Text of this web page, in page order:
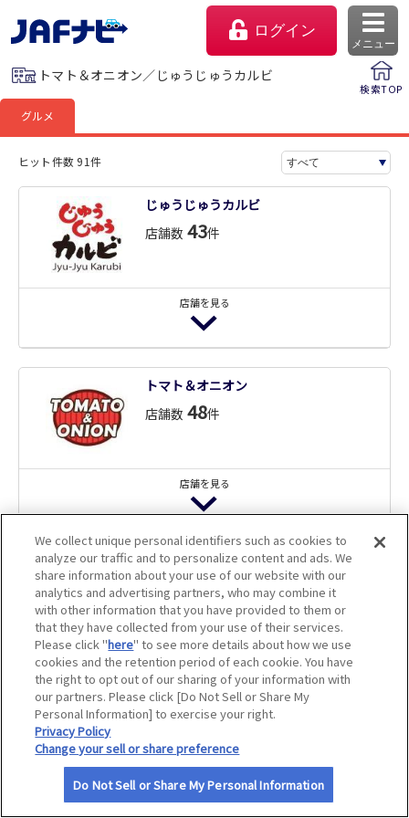
ログイン
メニュー
会員優待のご利用方法
よくあるご質問
サイトマップ
トマト＆オニオン／じゅうじゅうカルビ
検索TOP
グルメ
ヒット件数 91件
じゅうじゅうカルビ
店舗数 43件
店舗を見る
じゅうじゅうカルビ 磯子中原店
ご飲食代 5％割引
アプリクーポン
です。
じゅうじゅうカルビ 伊丹堀池店
ご飲食代 5％割引
アプリクーポン
ログインのうえご確認ください。ご利
用にはJAFアプリのインストールが必要
です。
アプリクーポン 特別優待
じゅうじゅうカルビ 一之江店
ご飲食代 5％割引
アプリクーポン
ログインのうえご確認ください。ご利
です。
じゅうじゅうカルビ 大久保インター店
トマト＆オニオン
店舗数 48件
店舗を見る
トマト＆オニオン鯖江インター店
ご飲食代 5％割引
アプリクーポン
ログインのうえご確認ください。ご利
用にはJAFアプリのインストールが必要
です。
アプリクーポン
トマト＆オニオン赤穂店（ＦＣ）
ご飲食代 5％割引
アプリクーポン
ログインのうえご確認ください。ご利
用にはJAFアプリのインストールが必要
です。
We collect unique personal identifiers such as cookies to
analyze our traffic and to personalize content and ads. We
share information about your use of our website with our
analytics and advertising partners, who may combine it
with other information that you have provided to them or
that they have collected from your use of their services.
Please click "here" to see more details about how we use
cookies and the retention period of each cookie. You have
the right to opt out of our sharing of your information with
our partners. Please click [Do Not Sell or Share My
Personal Information] to exercise your right.
Privacy Policy
Change your sell or share preference
Do Not Sell or Share My Personal Information